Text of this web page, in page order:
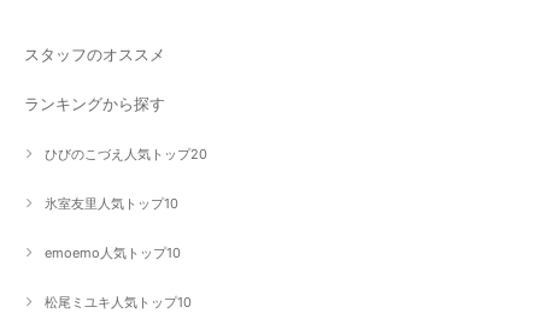
スタッフのオススメ
ランキングから探す
ひびのこづえ人気トップ20
氷室友里人気トップ10
emoemo人気トップ10
松尾ミユキ人気トップ10